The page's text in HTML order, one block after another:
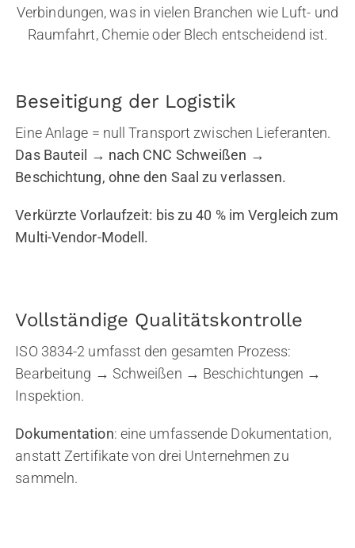
Verbindungen, was in vielen Branchen wie Luft- und
Raumfahrt, Chemie oder Blech entscheidend ist.
Beseitigung der Logistik
Eine Anlage = null Transport zwischen Lieferanten.
Das Bauteil → nach CNC Schweißen →
Beschichtung, ohne den Saal zu verlassen.
Verkürzte Vorlaufzeit: bis zu 40 % im Vergleich zum
Multi-Vendor-Modell.
Vollständige Qualitätskontrolle
ISO 3834-2 umfasst den gesamten Prozess:
Bearbeitung → Schweißen → Beschichtungen →
Inspektion.
Dokumentation: eine umfassende Dokumentation,
anstatt Zertifikate von drei Unternehmen zu
sammeln.